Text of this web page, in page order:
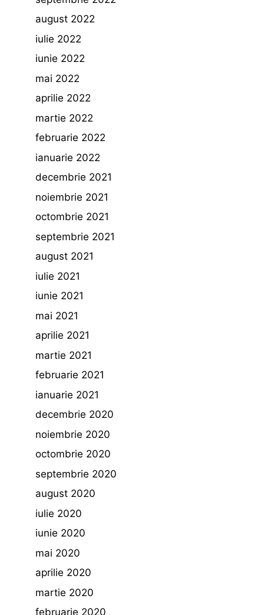
august 2022
iulie 2022
iunie 2022
mai 2022
aprilie 2022
martie 2022
februarie 2022
ianuarie 2022
decembrie 2021
noiembrie 2021
octombrie 2021
septembrie 2021
august 2021
iulie 2021
iunie 2021
mai 2021
aprilie 2021
martie 2021
februarie 2021
ianuarie 2021
decembrie 2020
noiembrie 2020
octombrie 2020
septembrie 2020
august 2020
iulie 2020
iunie 2020
mai 2020
aprilie 2020
martie 2020
februarie 2020